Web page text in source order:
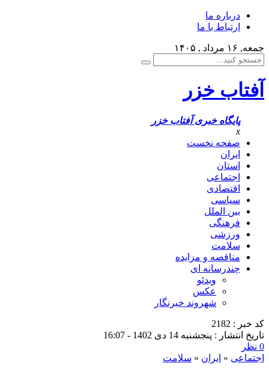
درباره ما
ارتباط با ما
جمعه, ۱۶ مرداد , ۱۴۰۵
آفتاب خزر
پایگاه خبری آفتاب خزر
x
صفحه نخست
ایران
استان
اجتماعی
اقتصادی
سیاسی
بین الملل
فرهنگی
ورزشی
سلامت
مناقصه و مزایده
چندرسانه ای
ویدئو
عکس
شهروند خبرنگار
کد خبر : 2182
تاریخ انتشار : پنجشنبه 14 دی 1402 - 16:07
0 نظر
اجتماعی « ایران « سلامت